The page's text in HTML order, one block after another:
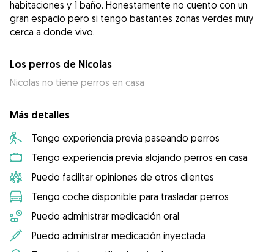
habitaciones y 1 baño. Honestamente no cuento con un
gran espacio pero si tengo bastantes zonas verdes muy
cerca a donde vivo.
Los perros de Nicolas
Nicolas no tiene perros en casa
Más detalles
Tengo experiencia previa paseando perros
Tengo experiencia previa alojando perros en casa
Puedo facilitar opiniones de otros clientes
Tengo coche disponible para trasladar perros
Puedo administrar medicación oral
Puedo administrar medicación inyectada